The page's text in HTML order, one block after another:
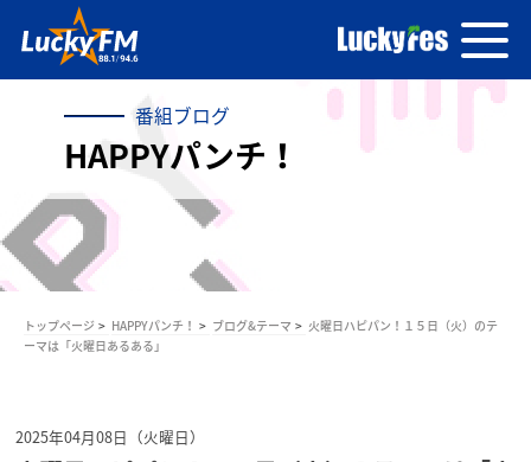
番組ブログ
HAPPYパンチ！
トップページ HAPPYパンチ！ ブログ&テーマ
火曜日ハピパン！１５日（火）のテ
ーマは「火曜日あるある」
2025年04月08日（火曜日）